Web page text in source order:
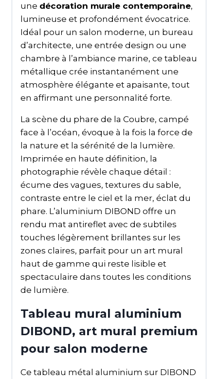
une décoration murale contemporaine,
lumineuse et profondément évocatrice.
Idéal pour un salon moderne, un bureau
d’architecte, une entrée design ou une
chambre à l’ambiance marine, ce tableau
métallique crée instantanément une
atmosphère élégante et apaisante, tout
en affirmant une personnalité forte.
La scène du phare de la Coubre, campé
face à l’océan, évoque à la fois la force de
la nature et la sérénité de la lumière.
Imprimée en haute définition, la
photographie révèle chaque détail :
écume des vagues, textures du sable,
contraste entre le ciel et la mer, éclat du
phare. L’aluminium DIBOND offre un
rendu mat antireflet avec de subtiles
touches légèrement brillantes sur les
zones claires, parfait pour un art mural
haut de gamme qui reste lisible et
spectaculaire dans toutes les conditions
de lumière.
Tableau mural aluminium
DIBOND, art mural premium
pour salon moderne
Ce tableau métal aluminium sur DIBOND